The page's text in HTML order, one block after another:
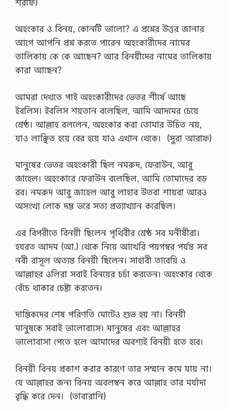
অহংকার ও বিনয়, কোনটি ভালো? এ প্রশ্নের উত্তর জানার
আগে আপনি প্রশ্ন করতে পারেন অহংকারীদের নামের
তালিকায় কে কে আছেন? আর বিনয়ীদের নামের তালিকায়
কারা আছেন?
আমরা দেখতে পাই অহংকারীদের ভেতর শীর্ষে আছে
ইবলিস। ইবলিস শয়তান বলেছিল, আমি আদমের চেয়ে
শ্রেষ্ঠ। আল্লাহ বললেন, অহংকার করা তোমার উচিত নয়,
যাও লাঞ্ছিত হয়ে বের হয়ে যাও এখান থেকে। (সুরা আরাফ)
মানুষের ভেতর অহংকারী ছিল নমরুদ, ফেরাউন, আবু
জাহেল। অহংকারে ফেরাউন বলেছিল, আমি তোমাদের বড়
রব। নমরুদ আবু জাহেল আবু লাহাব উতবা শায়বা আরও
অসংখ্য লোক দম্ভ ভরে সত্য প্রত্যাখ্যান করেছিল।
এর বিপরীতে বিনয়ী ছিলেন পৃথিবীর শ্রেষ্ঠ সব মনীষীরা।
হযরত আদম (আ.) থেকে নিয়ে আখেরি পয়গম্বর পর্যন্ত সব
নবী রাসূল অত্যন্ত বিনয়ী ছিলেন। সাহাবী তাবেয়ি ও
আল্লাহর ওলিরা সবাই বিনয়ের চর্চা করতেন। অহংকার থেকে
বেঁচে থাকার চেষ্টা করতেন।
দাম্ভিকদের শেষ পরিণতি মোটেও শুভ হয় না। বিনয়ী
মানুষকে সবাই ভালোবাসে। মানুষের এবং আল্লাহর
ভালোবাসা পেতে হলে আমাদের অবশ্যই বিনয়ী হতে হবে।
বিনয়ী বিনয় প্রকাশ করার কারণে তার সম্মান কমে যায় না।
যে আল্লাহর জন্য বিনয় অবলম্বন করে আল্লাহ তার মর্যাদা
বৃদ্ধি করে দেন। (তাবারানি)